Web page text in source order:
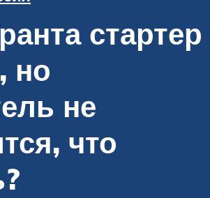
стартер
но
не
что